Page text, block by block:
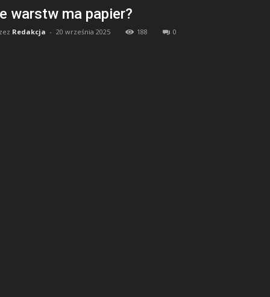
warstw ma papier?
Redakcja - 20 września 2025 188 0